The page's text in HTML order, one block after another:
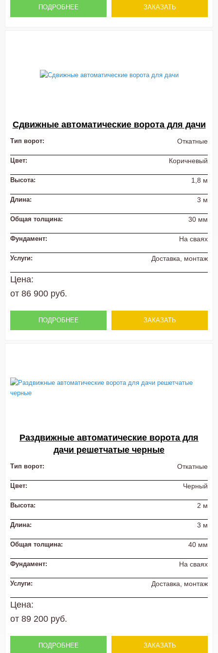
ПОДРОБНЕЕ ЗАКАЗАТЬ
Сдвижные автоматические ворота для дачи
Тип ворот: Откатные
Цвет: Коричневый
Высота: 1,8 м
Длина: 3 м
Общая толщина: 30 мм
Фундамент: На сваях
Услуги: Доставка, монтаж
Цена:
от 86 900 руб.
ПОДРОБНЕЕ ЗАКАЗАТЬ
Раздвижные автоматические ворота для
дачи решетчатые черные
Тип ворот: Откатные
Цвет: Черный
Высота: 2 м
Длина: 3 м
Общая толщина: 40 мм
Фундамент: На сваях
Услуги: Доставка, монтаж
Цена:
от 89 200 руб.
ПОДРОБНЕЕ ЗАКАЗАТЬ